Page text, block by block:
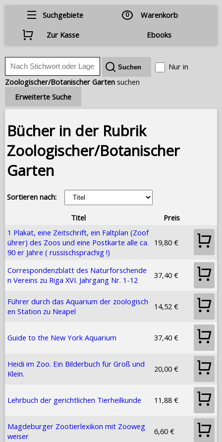
Suchgebiete 0
Warenkorb
Zur Kasse
Ebooks
Nur in
Zoologischer/Botanischer Garten suchen
Erweiterte Suche
Bücher in der Rubrik
Zoologischer/Botanischer
Garten
Sortieren nach:
Titel
Preis
1 Plakat, eine Zeitschrift, ein Faltplan (Zoof
ührer) des Zoos und eine Postkarte alle ca.
90 er Jahre ( russischsprachig !)
19,80 €
Correspondenzblatt des Naturforschende
n Vereins zu Riga XVI. Jahrgang Nr. 1-12
37,40 €
Führer durch das Aquarium der zoologisch
en Station zu Neapel
14,52 €
Guide to the New York Aquarium 37,40 €
Heidi im Zoo. Ein Bilderbuch für Groß und
Klein.
20,00 €
Lehrbuch der gerichtlichen Tierheilkunde 11,88 €
Magdeburger Zootierlexikon mit Zooweg
weiser
6,60 €